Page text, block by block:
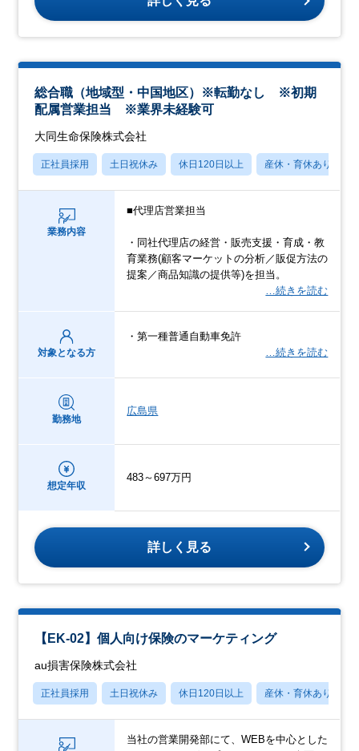
総合職（地域型・中国地区）※転勤なし ※初期
配属営業担当 ※業界未経験可
大同生命保険株式会社
正社員採用 土日祝休み 休日120日以上 産休・育休あり
業務内容
■代理店営業担当
・同社代理店の経営・販売支援・育成・教
育業務(顧客マーケットの分析／販促方法の
提案／商品知識の提供等)を担当。
…続きを読む
対象となる方
・第一種普通自動車免許
…続きを読む
勤務地
広島県
想定年収
483～697万円
詳しく見る
【EK-02】個人向け保険のマーケティング
au損害保険株式会社
正社員採用 土日祝休み 休日120日以上 産休・育休あり
当社の営業開発部にて、WEBを中心とした